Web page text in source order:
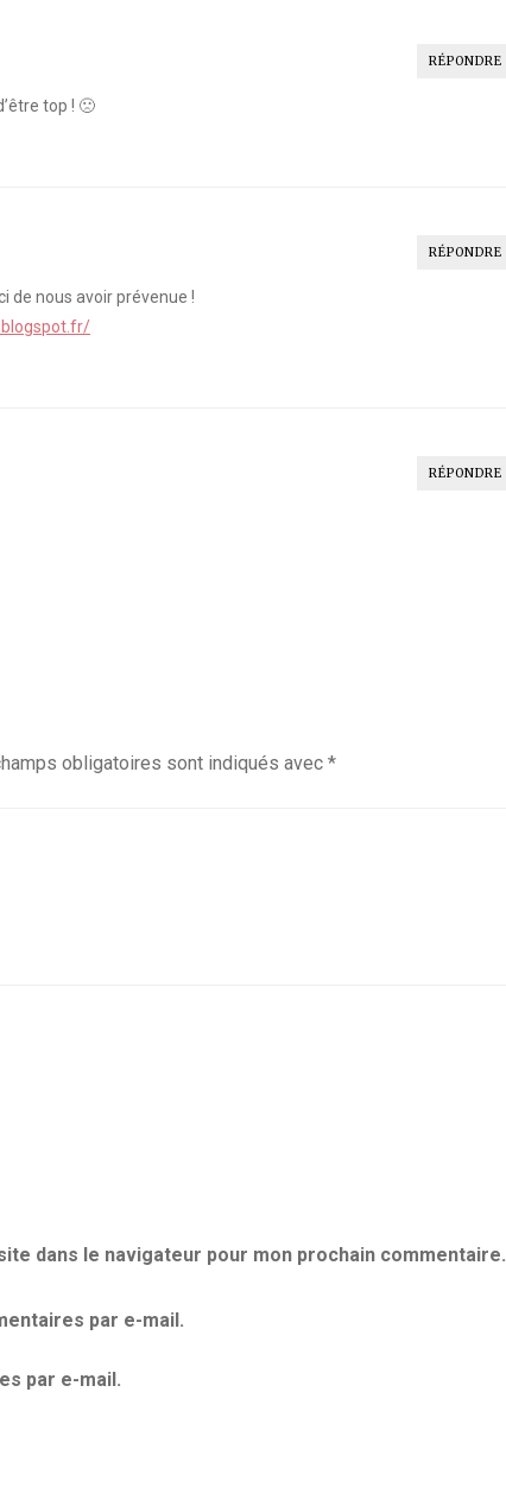
RÉPONDRE
top ! 🙁
RÉPONDRE
de nous avoir prévenue !
RÉPONDRE
obligatoires sont indiqués avec *
dans le navigateur pour mon prochain commentaire.
par e-mail.
par e-mail.